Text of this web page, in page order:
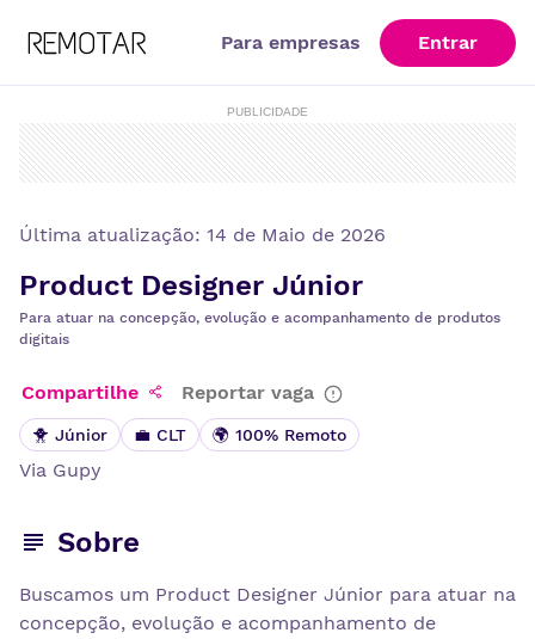
Para empresas Entrar
PUBLICIDADE
Última atualização: 14 de Maio de 2026
Product Designer Júnior
Para atuar na concepção, evolução e acompanhamento de produtos
digitais
Compartilhe Reportar vaga
🐥 Júnior 💼 CLT 🌍 100% Remoto
Via Gupy
Sobre
Buscamos um Product Designer Júnior para atuar na
concepção, evolução e acompanhamento de